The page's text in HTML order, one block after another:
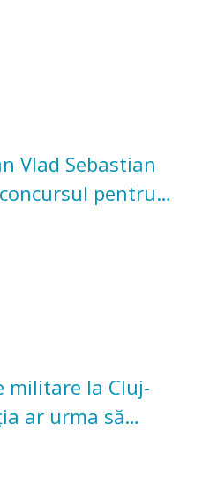
Vlad Sebastian
pentru
Casei
militare la Cluj-
ar urma să
acestui an